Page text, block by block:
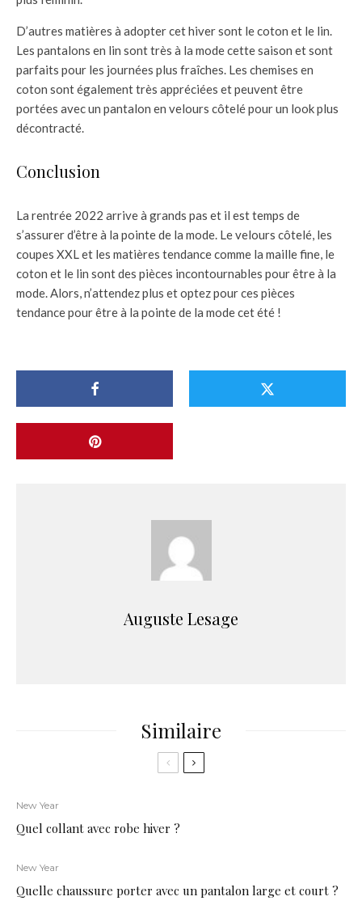
D’autres matières à adopter cet hiver sont le coton et le lin.
Les pantalons en lin sont très à la mode cette saison et sont
parfaits pour les journées plus fraîches. Les chemises en
coton sont également très appréciées et peuvent être
portées avec un pantalon en velours côtelé pour un look plus
décontracté.
Conclusion
La rentrée 2022 arrive à grands pas et il est temps de
s’assurer d’être à la pointe de la mode. Le velours côtelé, les
coupes XXL et les matières tendance comme la maille fine, le
coton et le lin sont des pièces incontournables pour être à la
mode. Alors, n’attendez plus et optez pour ces pièces
tendance pour être à la pointe de la mode cet été !
Auguste Lesage
Similaire
New Year
Quel collant avec robe hiver ?
New Year
Quelle chaussure porter avec un pantalon large et court ?